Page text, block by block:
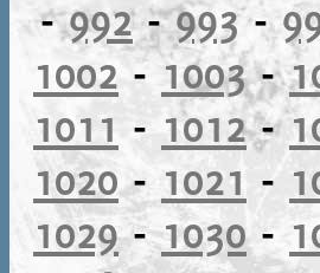
-992-993-
1002 -1003-
1011 - 1012-
1020- 1021 -
1029-1030-